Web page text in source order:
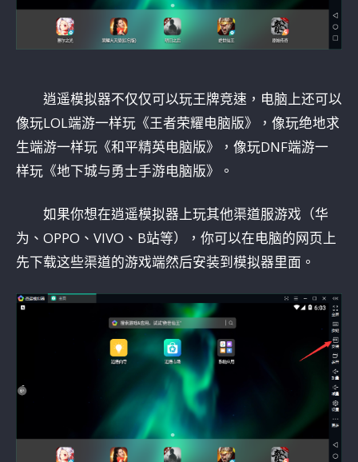
逍遥模拟器不仅仅可以玩王牌竞速，电脑上还可以
像玩LOL端游一样玩《王者荣耀电脑版》，像玩绝地求
生端游一样玩《和平精英电脑版》，像玩DNF端游一
样玩《地下城与勇士手游电脑版》。
如果你想在逍遥模拟器上玩其他渠道服游戏（华
为、OPPO、VIVO、B站等），你可以在电脑的网页上
先下载这些渠道的游戏端然后安装到模拟器里面。